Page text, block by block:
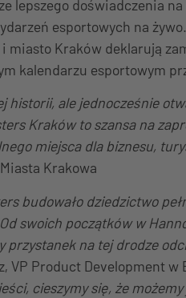
lepszego doświadczenia
esportowych na
miasto Kraków deklarują
kalendarzu esportowym
ale jednocześnie
Kraków to szansa na
miejsca dla biznesu,
Krakowa
budowało dziedzictwo
swoich początków w
na tej drodze
VP Product Development w
cieszymy się, że